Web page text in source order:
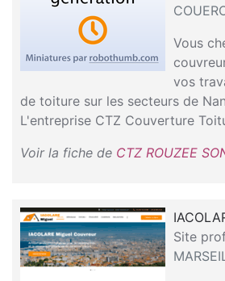
Vous
vos
de toiture sur les secteurs de
L'entreprise CTZ Couverture
Voir la fiche de CTZ ROUZEE
Site